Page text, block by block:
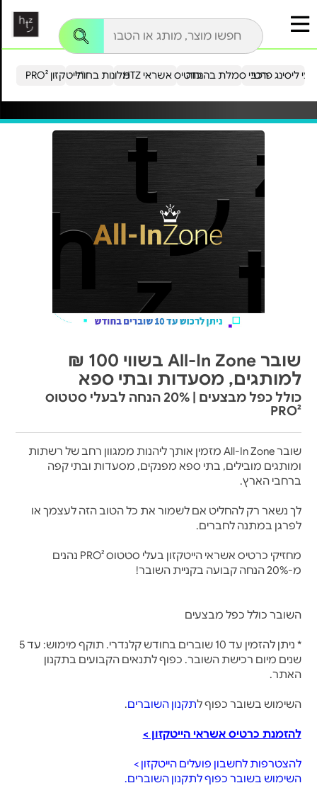
הייטקזון PRO²מלונות בחו"ל כרטיס אשראי HTZ ליסינג פרטירכבי סמלת בהנחה
שובר All-In Zone בשווי 100 ₪
למותגים, מסעדות ובתי ספא
כולל כפל מבצעים | 20% הנחה לבעלי סטטוס
PRO²
שובר All-In Zone מזמין אותך ליהנות ממגוון רחב של רשתות
ומותגים מובילים, בתי ספא מפנקים, מסעדות ובתי קפה
ברחבי הארץ.
לך נשאר רק להחליט אם לשמור את כל הטוב הזה לעצמך או
לפרגן במתנה לחברים.
מחזיקי כרטיס אשראי הייטקזון בעלי סטטוס PRO² נהנים
מ-20% הנחה קבועה בקניית השובר!
השובר כולל כפל מבצעים
* ניתן להזמין עד 10 שוברים בחודש קלנדרי. תוקף מימוש: עד 5
שנים מיום רכישת השובר. כפוף לתנאים הקבועים בתקנון
האתר.
השימוש בשובר כפוף לתקנון השוברים.
להזמנת כרטיס אשראי הייטקזון >
להצטרפות לחשבון פועלים הייטקזון >
השימוש בשובר כפוף לתקנון השוברים.